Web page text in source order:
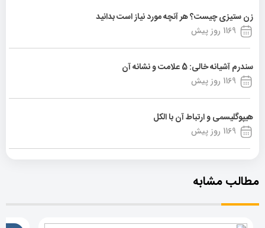
زن ستیزی چیست؟ هر آنچه مورد نیاز است بدانید
1169 روز پیش
سندرم آشیانه خالی: 5 علامت و نشانه آن
1169 روز پیش
هیپوگلیسمی و ارتباط آن با الکل
1169 روز پیش
مطالب مشابه